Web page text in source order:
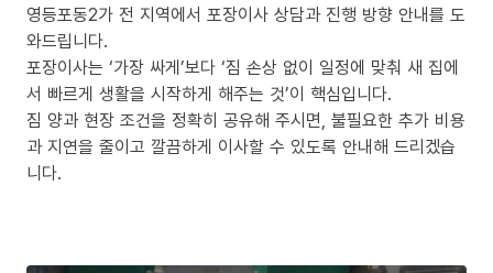
영등포동2가 전 지역에서 포장이사 상담과 진행 방향 안내를 도
와드립니다.
포장이사는 ‘가장 싸게’보다 ‘짐 손상 없이 일정에 맞춰 새 집에
서 빠르게 생활을 시작하게 해주는 것’이 핵심입니다.
짐 양과 현장 조건을 정확히 공유해 주시면, 불필요한 추가 비용
과 지연을 줄이고 깔끔하게 이사할 수 있도록 안내해 드리겠습
니다.